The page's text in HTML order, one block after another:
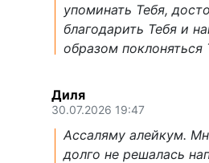
упоминать Тебя,
благодарить Тебя и
образом поклоняться
Диля
30.07.2026 19:47
Ассаляму алейкум.
долго не решалась